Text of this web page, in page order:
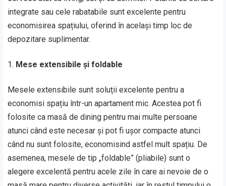
integrate sau cele rabatabile sunt excelente pentru
economisirea spațiului, oferind în același timp loc de
depozitare suplimentar.
Mese extensibile și foldable
Mesele extensibile sunt soluții excelente pentru a
economisi spațiu într-un apartament mic. Acestea pot fi
folosite ca masă de dining pentru mai multe persoane
atunci când este necesar și pot fi ușor compacte atunci
când nu sunt folosite, economisind astfel mult spațiu. De
asemenea, mesele de tip „foldable” (pliabile) sunt o
alegere excelentă pentru acele zile în care ai nevoie de o